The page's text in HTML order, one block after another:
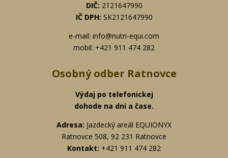
DIČ: 2121647990
IČ DPH: SK2121647990
e-mail: info@nutri-equi.com
mobil: +421 911 474 282
Osobný odber Ratnovce
Výdaj po telefonickej
dohode na dni a čase.
Adresa: Jazdecký areál EQUIONYX
Ratnovce 508, 92 231 Ratnovce
Kontakt: +421 911 474 282